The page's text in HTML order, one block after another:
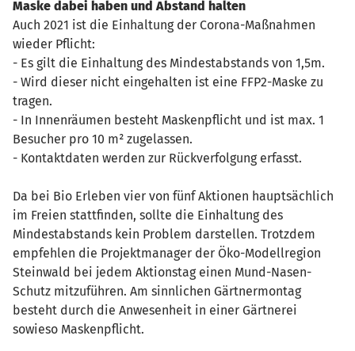
Maske dabei haben und Abstand halten
Auch 2021 ist die Einhaltung der Corona-Maßnahmen
wieder Pflicht:
- Es gilt die Einhaltung des Mindestabstands von 1,5m.
- Wird dieser nicht eingehalten ist eine FFP2-Maske zu
tragen.
- In Innenräumen besteht Maskenpflicht und ist max. 1
Besucher pro 10 m² zugelassen.
- Kontaktdaten werden zur Rückverfolgung erfasst.
Da bei Bio Erleben vier von fünf Aktionen hauptsächlich
im Freien stattfinden, sollte die Einhaltung des
Mindestabstands kein Problem darstellen. Trotzdem
empfehlen die Projektmanager der Öko-Modellregion
Steinwald bei jedem Aktionstag einen Mund-Nasen-
Schutz mitzuführen. Am sinnlichen Gärtnermontag
besteht durch die Anwesenheit in einer Gärtnerei
sowieso Maskenpflicht.